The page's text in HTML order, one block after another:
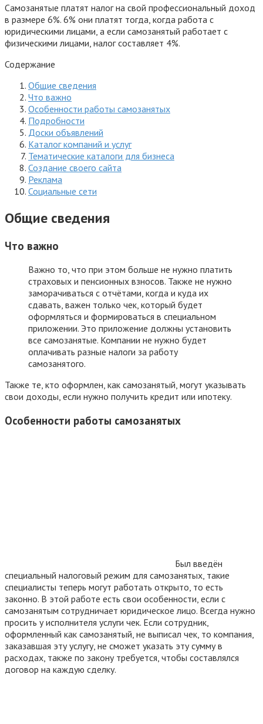
Самозанятые платят налог на свой профессиональный доход
в размере 6%. 6% они платят тогда, когда работа с
юридическими лицами, а если самозанятый работает с
физическими лицами, налог составляет 4%.
Содержание
Общие сведения
Что важно
Особенности работы самозанятых
Подробности
Доски объявлений
Каталог компаний и услуг
Тематические каталоги для бизнеса
Создание своего сайта
Реклама
Социальные сети
Общие сведения
Что важно
Важно то, что при этом больше не нужно платить
страховых и пенсионных взносов. Также не нужно
заморачиваться с отчётами, когда и куда их
сдавать, важен только чек, который будет
оформляться и формироваться в специальном
приложении. Это приложение должны установить
все самозанятые. Компании не нужно будет
оплачивать разные налоги за работу
самозанятого.
Также те, кто оформлен, как самозанятый, могут указывать
свои доходы, если нужно получить кредит или ипотеку.
Особенности работы самозанятых
Был введён
специальный налоговый режим для самозанятых, такие
специалисты теперь могут работать открыто, то есть
законно. В этой работе есть свои особенности, если с
самозанятым сотрудничает юридическое лицо. Всегда нужно
просить у исполнителя услуги чек. Если сотрудник,
оформленный как самозанятый, не выписал чек, то компания,
заказавшая эту услугу, не сможет указать эту сумму в
расходах, также по закону требуется, чтобы составлялся
договор на каждую сделку.